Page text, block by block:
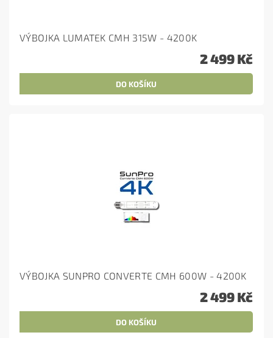
VÝBOJKA LUMATEK CMH 315W - 4200K
2 499 Kč
VÝBOJKA SUNPRO CONVERTE CMH 600W - 4200K
2 499 Kč